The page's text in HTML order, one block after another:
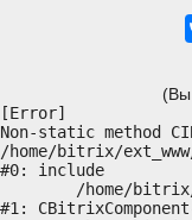
(Вы
[Error]
Non-static method
/home/bitrix/
#0: include
#1: